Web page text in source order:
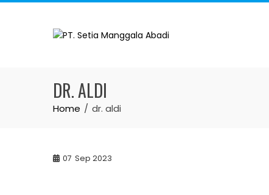
Skip
DR. ALDI
Home dr. aldi
07 Sep 2023